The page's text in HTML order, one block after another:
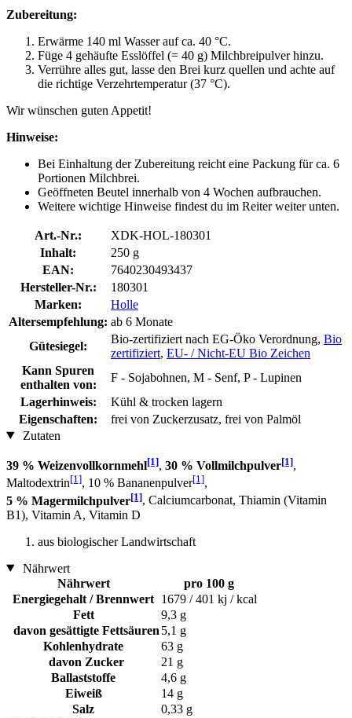
Zubereitung:
Erwärme 140 ml Wasser auf ca. 40 °C.
Füge 4 gehäufte Esslöffel (= 40 g) Milchbreipulver hinzu.
Verrühre alles gut, lasse den Brei kurz quellen und achte auf
die richtige Verzehrtemperatur (37 °C).
Wir wünschen guten Appetit!
Hinweise:
Bei Einhaltung der Zubereitung reicht eine Packung für ca. 6
Portionen Milchbrei.
Geöffneten Beutel innerhalb von 4 Wochen aufbrauchen.
Weitere wichtige Hinweise findest du im Reiter weiter unten.
Art.-Nr.:
XDK-HOL-180301
Inhalt:
250 g
EAN:
7640230493437
Hersteller-Nr.:
180301
Marken:
Holle
Altersempfehlung: ab 6 Monate
Gütesiegel:
Bio-zertifiziert nach EG-Öko Verordnung, Bio
zertifiziert, EU- / Nicht-EU Bio Zeichen
Kann Spuren
enthalten von:
F - Sojabohnen, M - Senf, P - Lupinen
Lagerhinweis:
Kühl & trocken lagern
Eigenschaften:
frei von Zuckerzusatz, frei von Palmöl
Zutaten
39 % Weizenvollkornmehl[1], 30 % Vollmilchpulver[1],
Maltodextrin[1], 10 % Bananenpulver[1],
5 % Magermilchpulver[1], Calciumcarbonat, Thiamin (Vitamin
B1), Vitamin A, Vitamin D
aus biologischer Landwirtschaft
Nährwert
Nährwert
pro 100 g
Energiegehalt / Brennwert 1679 / 401 kj / kcal
Fett
9,3 g
davon gesättigte Fettsäuren 5,1 g
Kohlenhydrate
63 g
davon Zucker
21 g
Ballaststoffe
4,6 g
Eiweiß
14 g
Salz
0,33 g